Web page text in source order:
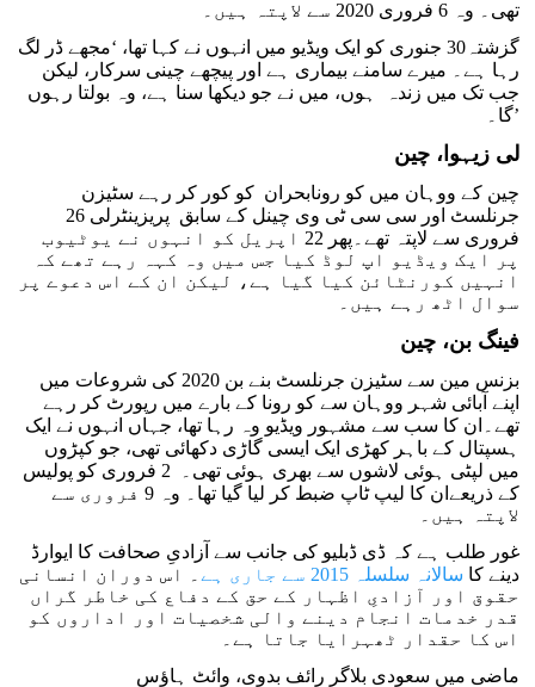
تھی۔ وہ 6 فروری 2020 سے لاپتہ ہیں۔
گزشتہ30 جنوری کو ایک ویڈیو میں انہوں نے کہا تھا، ‘مجھے ڈر لگ
رہا ہے۔ میرے سامنے بیماری ہے اور پیچھے چینی سرکار، لیکن
جب تک میں زندہ ہوں، میں نے جو دیکھا سنا ہے، وہ بولتا رہوں
گا۔’
لی زیہوا، چین
چین کے ووہان میں کو رونابحران کو کور کر رہے سٹیزن
جرنلسٹ اور سی سی ٹی وی چینل کے سابق پریزینٹرلی 26
فروری سے لاپتہ تھے۔پھر 22 اپریل کو انہوں نے یوٹیوب
پر ایک ویڈیو اپ لوڈ کیا جس میں وہ کہہ رہے تھے کہ
انہیں کورنٹائن کیا گیا ہے، لیکن ان کے اس دعوے پر
سوال اٹھ رہے ہیں۔
فینگ بن، چین
بزنس مین سے سٹیزن جرنلسٹ بنے بن 2020 کی شروعات میں
اپنے آبائی شہر ووہان سے کو رونا کے بارے میں رپورٹ کر رہے
تھے۔ان کا سب سے مشہور ویڈیو وہ رہا تھا، جہاں انہوں نے ایک
ہسپتال کے باہر کھڑی ایک ایسی گاڑی دکھائی تھی، جو کپڑوں
میں لپٹی ہوئی لاشوں سے بھری ہوئی تھی۔ 2 فروری کو پولیس
کے ذریعےان کا لیپ ٹاپ ضبط کر لیا گیا تھا۔ وہ 9 فروری سے
لاپتہ ہیں۔
غور طلب ہے کہ ڈی ڈبلیو کی جانب سے آزادیِ صحافت کا ایوارڈ
دینے کا سالانہ سلسلہ 2015 سے جاری ہے
۔ اس دوران انسانی
حقوق اور آزادیِ اظہار کے حق کے دفاع کی خاطر گراں
قدر خدمات انجام دینے والی شخصیات اور اداروں کو
اس کا حقدار ٹھہرایا جاتا ہے۔